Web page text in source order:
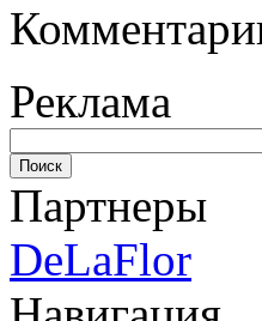
Реклама
Партнеры
DeLaFlor